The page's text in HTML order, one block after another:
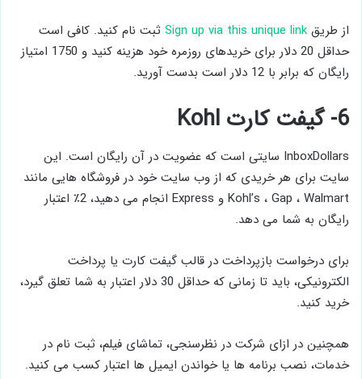
از طریق Sign up via this unique link ثبت نام کنید. کافی است
حداقل 20 دلار برای خریدهای روزمره خود هزینه کنید و 1750 امتیاز
رایگان که برابر با 12 دلار است بدست آورید.
6- گیفت کارت Kohl
InboxDollars سایتی است که عضویت در آن رایگان است. این
سایت برای هر خریدی که از وب سایت خود در فروشگاه هایی مانند
Kohl’s ، Gap ، Walmart و Express انجام می دهید، 2٪ اعتبار
رایگان به شما می دهد.
برای درخواست بازپرداخت در قالب گیفت کارت یا پرداخت
الکترونیکی، باید تا زمانی که حداقل 30 دلار اعتبار به شما تعلق گیرد،
خرید کنید.
همچنین در ازای شرکت در نظرسنجی، تماشای فیلم، ثبت نام در
خدمات، نصب برنامه ها یا خواندن ایمیل ها اعتبار کسب می کنید.